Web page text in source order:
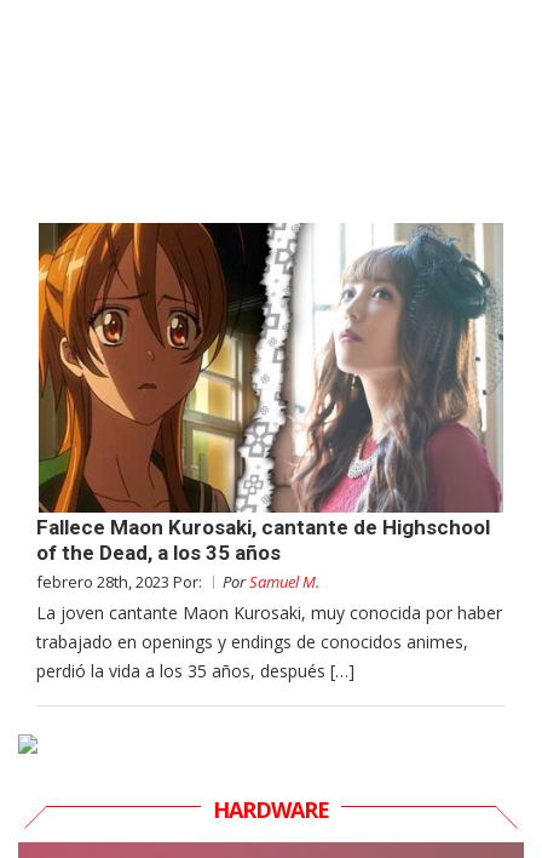
Fallece Maon Kurosaki, cantante de Highschool
of the Dead, a los 35 años
febrero 28th, 2023 Por: PorSamuel M.
La joven cantante Maon Kurosaki, muy conocida por haber
trabajado en openings y endings de conocidos animes,
perdió la vida a los 35 años, después […]
HARDWARE